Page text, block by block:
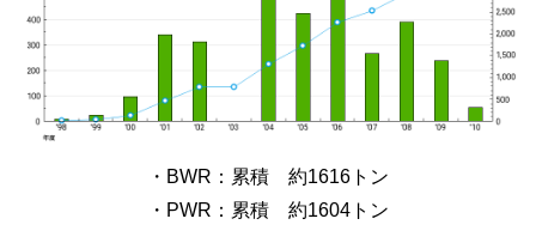
・BWR：累積 約1616トン
・PWR：累積 約1604トン